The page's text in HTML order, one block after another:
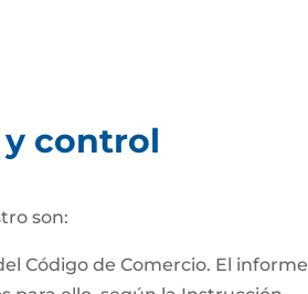
control
son:
Código de Comercio. El informe